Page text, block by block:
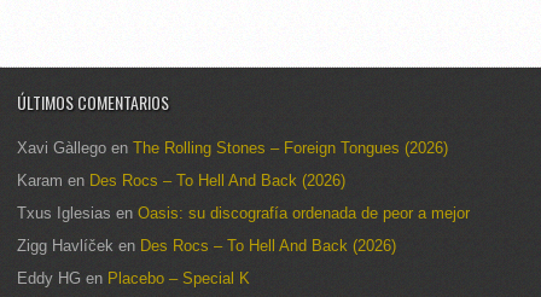
ÚLTIMOS COMENTARIOS
Xavi Gàllego en The Rolling Stones – Foreign Tongues (2026)
Karam en Des Rocs – To Hell And Back (2026)
Txus Iglesias en Oasis: su discografía ordenada de peor a mejor
Zigg Havlíček en Des Rocs – To Hell And Back (2026)
Eddy HG en Placebo – Special K